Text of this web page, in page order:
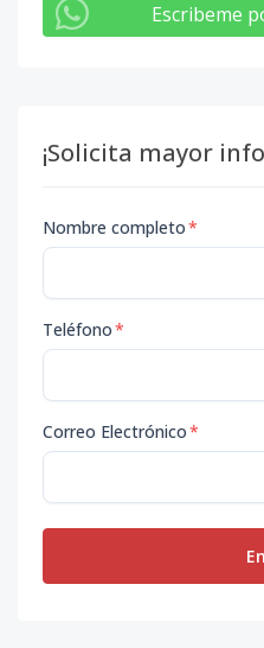
Escribeme
¡Solicita mayor
Nombre completo*
Teléfono*
Correo Electrónico*